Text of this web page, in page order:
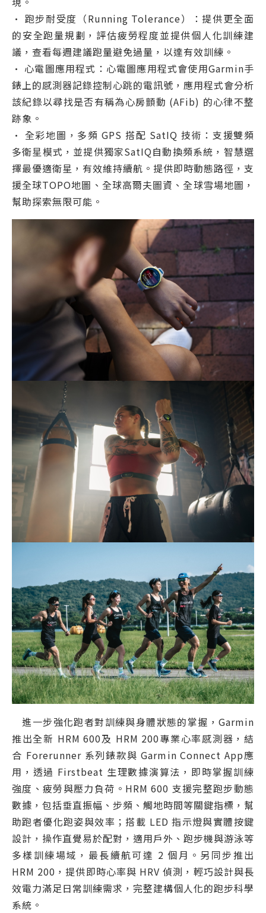
• 跑步耐受度（Running Tolerance）：提供更全面
的安全跑量規劃，評估疲勞程度並提供個人化訓練建
議，查看每週建議跑量避免過量，以達有效訓練。
• 心電圖應用程式：心電圖應用程式會使用Garmin手
錶上的感測器記錄控制心跳的電訊號，應用程式會分析
該紀錄以尋找是否有稱為心房顫動 (AFib) 的心律不整
跡象。
• 全彩地圖，多頻 GPS 搭配 SatIQ 技術：支援雙頻
多衛星模式，並提供獨家SatIQ自動換頻系統，智慧選
擇最優適衛星，有效維持續航。提供即時動態路徑，支
援全球TOPO地圖、全球高爾夫圖資、全球雪場地圖，
幫助探索無限可能。
進一步強化跑者對訓練與身體狀態的掌握，Garmin
推出全新 HRM 600及 HRM 200專業心率感測器，結
合 Forerunner 系列錶款與 Garmin Connect App應
用，透過 Firstbeat 生理數據演算法，即時掌握訓練
強度、疲勞與壓力負荷。HRM 600 支援完整跑步動態
數據，包括垂直振幅、步頻、觸地時間等關鍵指標，幫
助跑者優化跑姿與效率；搭載 LED 指示燈與實體按鍵
設計，操作直覺易於配對，適用戶外、跑步機與游泳等
多樣訓練場域，最長續航可達 2 個月。另同步推出
HRM 200，提供即時心率與 HRV 偵測，輕巧設計與長
效電力滿足日常訓練需求，完整建構個人化的跑步科學
系統。